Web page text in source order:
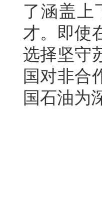
了涵盖上
才。即使
选择坚守
国对非合
国石油为